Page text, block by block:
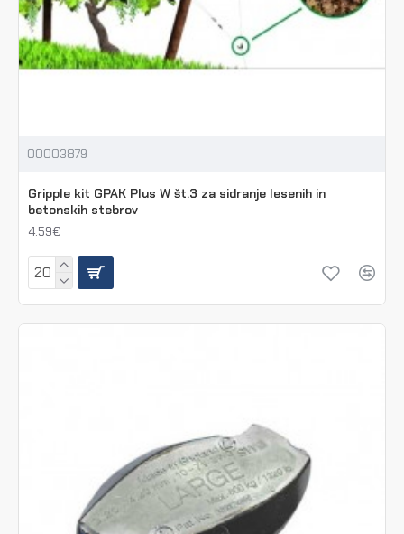
00003879
Gripple kit GPAK Plus W št.3 za sidranje lesenih in
betonskih stebrov
4.59€